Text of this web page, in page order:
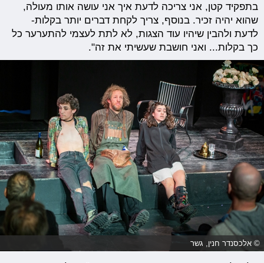
בתפקיד קטן, אני צריכה לדעת איך אני עושה אותו מעולה,
שהוא יהיה זכיר. בנוסף, צריך לקחת דברים יותר בקלות-
לדעת ולהבין שיהיו עוד הצגות, לא לתת לעצמי להתערער כל
כך בקלות... ואני חושבת שעשיתי את זה".
© אלכסנדר חנין, גשר